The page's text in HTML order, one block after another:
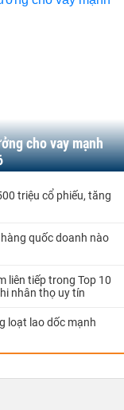
cho vay mạnh
triệu cổ phiếu, tăng
quốc doanh nào
liên tiếp trong Top 10
nhân thọ uy tín
loạt lao dốc mạnh